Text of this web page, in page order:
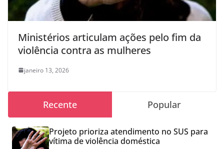
Ministérios articulam ações pelo fim da
violência contra as mulheres
janeiro 13, 2026
Recente Popular
Projeto prioriza atendimento no SUS para
vítima de violência doméstica